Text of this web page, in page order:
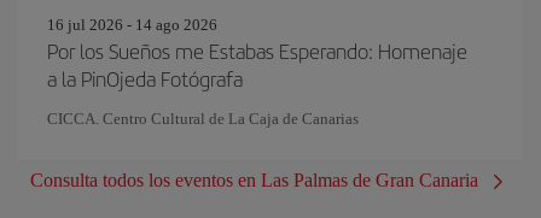
16 jul 2026 - 14 ago 2026
Por los Sueños me Estabas Esperando: Homenaje
a la PinOjeda Fotógrafa
CICCA. Centro Cultural de La Caja de Canarias
Consulta todos los eventos en Las Palmas de Gran Canaria